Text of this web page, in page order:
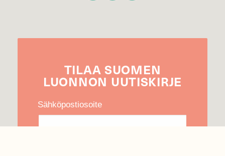
TILAA SUOMEN
LUONNON UUTIS­KIRJE
Sähköpostiosoite